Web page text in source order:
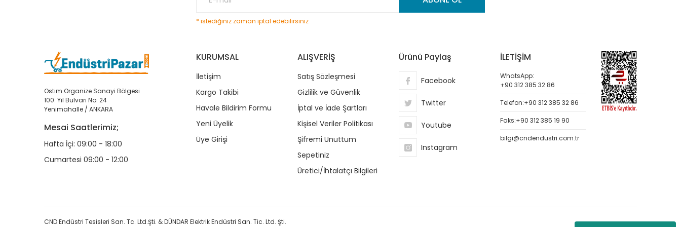
* istediğiniz zaman iptal edebilirsiniz
Ostim Organize Sanayi Bölgesi
100. Yıl Bulvarı No: 24
Yenimahalle / ANKARA
Mesai Saatlerimiz;
Hafta İçi: 09:00 - 18:00
Cumartesi 09:00 - 12:00
KURUMSAL
İletişim
Kargo Takibi
Havale Bildirim Formu
Yeni Üyelik
Üye Girişi
ALIŞVERİŞ
Satış Sözleşmesi
Gizlilik ve Güvenlik
İptal ve İade Şartları
Kişisel Veriler Politikası
Şifremi Unuttum
Sepetiniz
Üretici/İhtalatçı Bilgileri
Ürünü Paylaş
Facebook
Twitter
Youtube
Instagram
İLETİŞİM
WhatsApp:
+90 312 385 32 86
Telefon:+90 312 385 32 86
Faks:+90 312 385 19 90
bilgi@cndendustri.com.tr
CND Endüstri Tesisleri San. Tc. Ltd.Şti. & DÜNDAR Elektrik Endüstri San. Tic. Ltd. Şti.